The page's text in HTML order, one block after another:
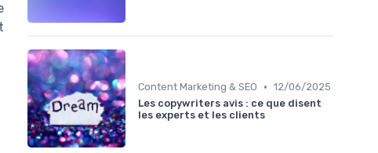
Content Marketing & SEO • 12/06/2025
Les copywriters avis : ce que disent
les experts et les clients